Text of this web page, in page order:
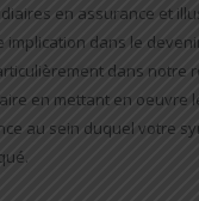
en assurance et
implication dans le
dans notre
en mettant en oeuvre
au sein duquel votre